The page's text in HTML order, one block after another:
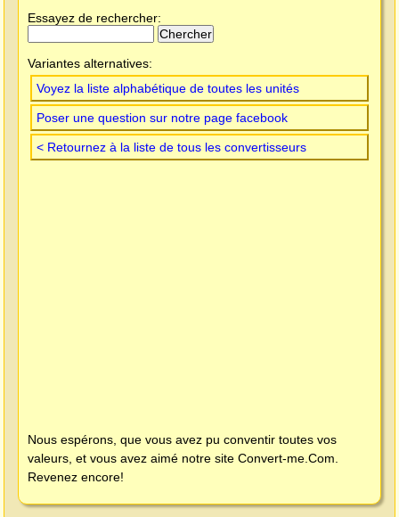
Essayez de rechercher:
Variantes alternatives:
Voyez la liste alphabétique de toutes les unités
Poser une question sur notre page facebook
< Retournez à la liste de tous les convertisseurs
Nous espérons, que vous avez pu conventir toutes vos
valeurs, et vous avez aimé notre site Convert-me.Com
Revenez encore!